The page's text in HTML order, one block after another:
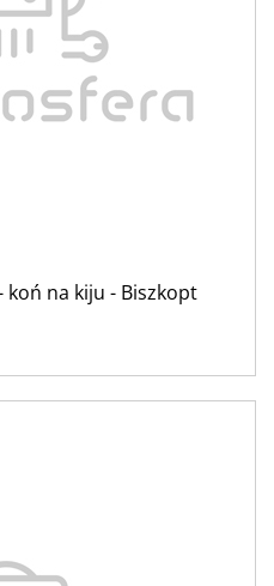
koń na kiju - Biszkopt